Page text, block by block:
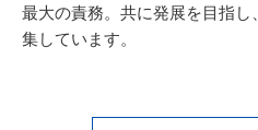
最大の責務。共に発展を目指
集しています。